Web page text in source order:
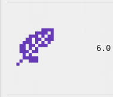
🍂 6.0